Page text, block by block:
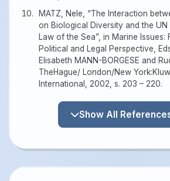
MATZ, Nele, “The Interaction
on Biological Diversity and the
Law of the Sea”, in Marine Issues:
Political and Legal Perspective,
Elisabeth MANN-BORGESE and
TheHague/ London/New
International, 2002, s. 203 – 220.